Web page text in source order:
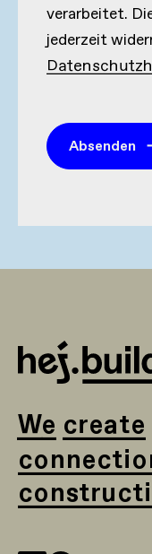
verarbeitet.
jederzeit
We create